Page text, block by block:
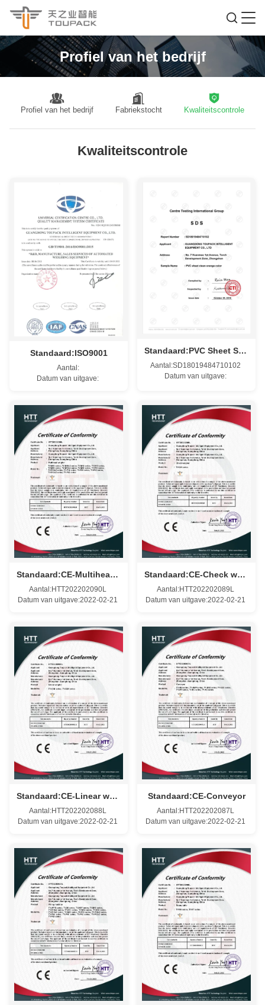
Profiel van het bedrijf
Profiel van het bedrijf Fabriekstocht Kwaliteitscontrole
Kwaliteitscontrole
Standaard:ISO9001
Aantal:
Datum van uitgave:
Standaard:PVC Sheet SDS
Aantal:SD18019484710102
Datum van uitgave:
Standaard:CE-Multihead weigher
Aantal:HTT202202090L
Datum van uitgave:2022-02-21
Standaard:CE-Check weigher
Aantal:HTT202202089L
Datum van uitgave:2022-02-21
Standaard:CE-Linear weigher
Aantal:HTT202202088L
Datum van uitgave:2022-02-21
Standaard:CE-Conveyor
Aantal:HTT202202087L
Datum van uitgave:2022-02-21